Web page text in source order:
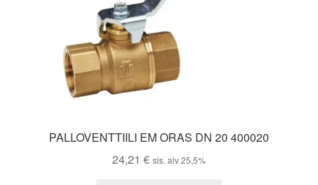
PALLOVENTTIILI EM ORAS DN 20 400020
24,21 € sis. alv 25,5%